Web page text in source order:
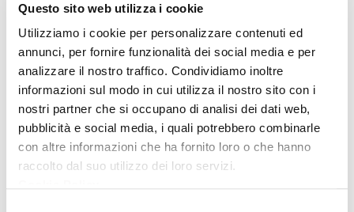
Questo sito web utilizza i cookie
Utilizziamo i cookie per personalizzare contenuti ed
annunci, per fornire funzionalità dei social media e per
analizzare il nostro traffico. Condividiamo inoltre
informazioni sul modo in cui utilizza il nostro sito con i
nostri partner che si occupano di analisi dei dati web,
pubblicità e social media, i quali potrebbero combinarle
con altre informazioni che ha fornito loro o che hanno
raccolto dal suo utilizzo dei loro servizi.
Parma, 1985;*
- M. Walzer,Sfere di giustizia, Feltrinelli,
Milano, 1987 [1983];*
- B. Williams,
Sorte morale , Il Saggiatore,
Milano, 1987 [1981];*
- B. Williams, L'etica e i limiti della filosofia,
Laterza, Roma-Bari, 1987 [1985];*
- B. Williams,Problemi dell'io, Il Saggiatore,